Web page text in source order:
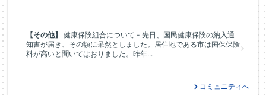
【その他】
健康保険組合について - 先日、国民健康保険の納入通
知書が届き、その額に呆然としました。居住地である市は国保保険
料が高いと聞いてはおりました。昨年...
コミュニティへ